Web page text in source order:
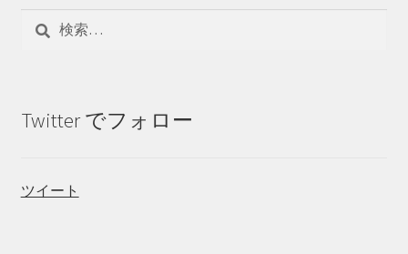
Twitter でフォロー
ツイート